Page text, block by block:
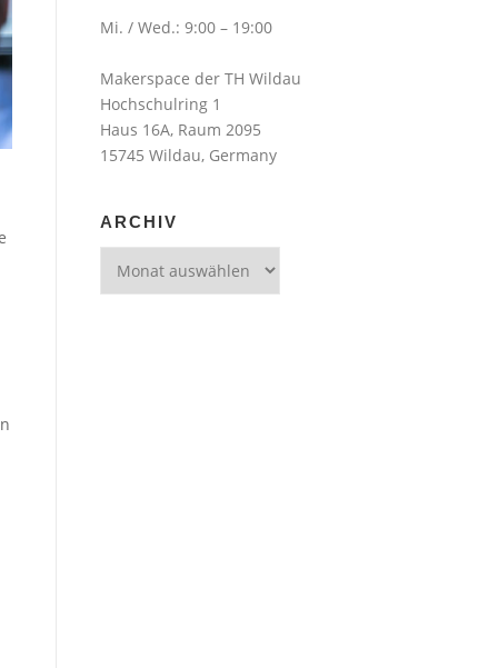
Mi. / Wed.: 9:00 – 19:00
Makerspace der TH Wildau
Hochschulring 1
Haus 16A, Raum 2095
15745 Wildau, Germany
ARCHIV